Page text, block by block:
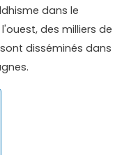
dans le
des milliers de
disséminés dans